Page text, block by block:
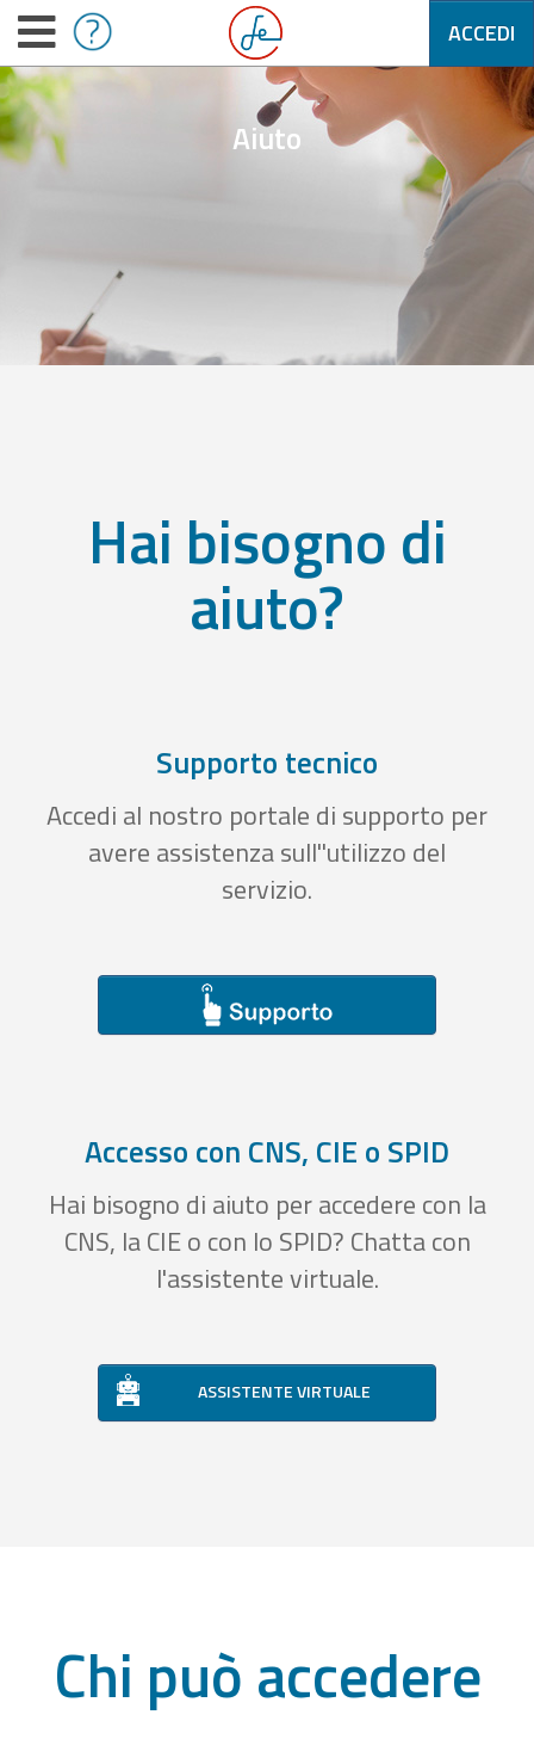
ACCEDI
Aiuto
Hai bisogno di
aiuto?
Supporto tecnico
Accedi al nostro portale di supporto per
avere assistenza sull''utilizzo del
servizio.
Accesso con CNS, CIE o SPID
Hai bisogno di aiuto per accedere con la
CNS, la CIE o con lo SPID? Chatta con
l'assistente virtuale.
ASSISTENTE VIRTUALE
Chi può accedere